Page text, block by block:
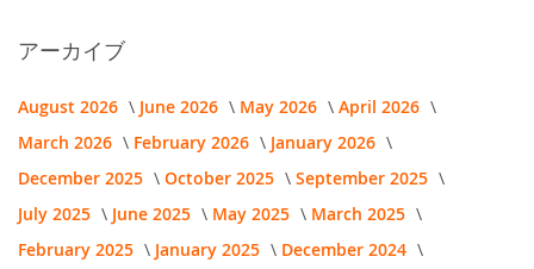
アーカイブ
August 2026 June 2026 May 2026
April 2026
March 2026
February 2026
January 2026
December 2025
October 2025
September 2025
July 2025
June 2025 May 2025
March 2025
February 2025
January 2025
December 2024